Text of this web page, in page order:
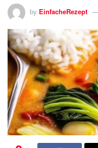
by EinfacheRezept